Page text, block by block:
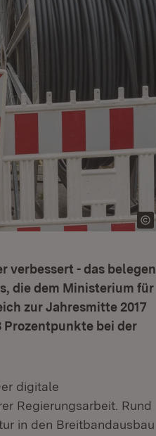
verbessert - das belegen
die dem Ministerium für
zur Jahresmitte 2017
Prozentpunkte bei der
digitale
Regierungsarbeit. Rund
in den Breitbandausbau